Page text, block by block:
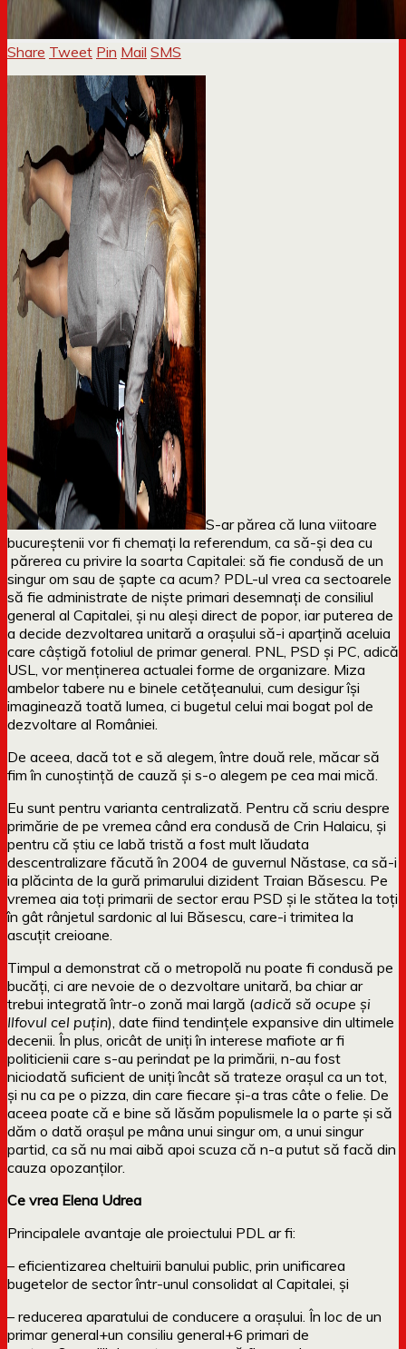
Share Tweet Pin Mail SMS
S-ar părea că luna viitoare
bucureștenii vor fi chemați la referendum, ca să-și dea cu
părerea cu privire la soarta Capitalei: să fie condusă de un
singur om sau de șapte ca acum? PDL-ul vrea ca sectoarele
să fie administrate de niște primari desemnați de consiliul
general al Capitalei, și nu aleși direct de popor, iar puterea de
a decide dezvoltarea unitară a orașului să-i aparțină aceluia
care câștigă fotoliul de primar general. PNL, PSD și PC, adică
USL, vor menținerea actualei forme de organizare. Miza
ambelor tabere nu e binele cetățeanului, cum desigur își
imaginează toată lumea, ci bugetul celui mai bogat pol de
dezvoltare al României.
De aceea, dacă tot e să alegem, între două rele, măcar să
fim în cunoștință de cauză și s-o alegem pe cea mai mică.
Eu sunt pentru varianta centralizată. Pentru că scriu despre
primărie de pe vremea când era condusă de Crin Halaicu, și
pentru că știu ce labă tristă a fost mult lăudata
descentralizare făcută în 2004 de guvernul Năstase, ca să-i
ia plăcinta de la gură primarului dizident Traian Băsescu. Pe
vremea aia toți primarii de sector erau PSD și le stătea la toți
în gât rânjetul sardonic al lui Băsescu, care-i trimitea la
ascuțit creioane.
Timpul a demonstrat că o metropolă nu poate fi condusă pe
bucăți, ci are nevoie de o dezvoltare unitară, ba chiar ar
trebui integrată într-o zonă mai largă (adică să ocupe și
Ilfovul cel puțin), date fiind tendințele expansive din ultimele
decenii. În plus, oricât de uniți în interese mafiote ar fi
politicienii care s-au perindat pe la primării, n-au fost
niciodată suficient de uniți încât să trateze orașul ca un tot,
și nu ca pe o pizza, din care fiecare și-a tras câte o felie. De
aceea poate că e bine să lăsăm populismele la o parte și să
dăm o dată orașul pe mâna unui singur om, a unui singur
partid, ca să nu mai aibă apoi scuza că n-a putut să facă din
cauza opozanților.
Ce vrea Elena Udrea
Principalele avantaje ale proiectului PDL ar fi:
– eficientizarea cheltuirii banului public, prin unificarea
bugetelor de sector într-unul consolidat al Capitalei, și
– reducerea aparatului de conducere a orașului. În loc de un
primar general+un consiliu general+6 primari de